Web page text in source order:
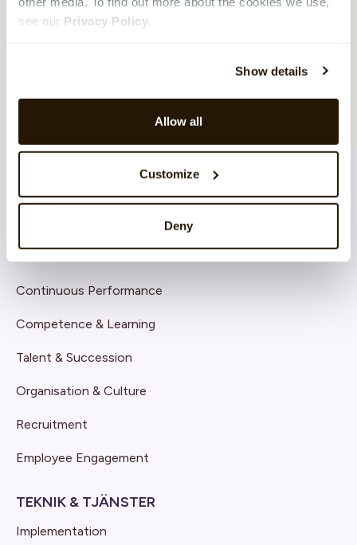
see our Privacy Policy
Show details
Allow all
Customize
Deny
Continuous Performance
Competence & Learning
Talent & Succession
Organisation & Culture
Recruitment
Employee Engagement
TEKNIK & TJÄNSTER
Implementation